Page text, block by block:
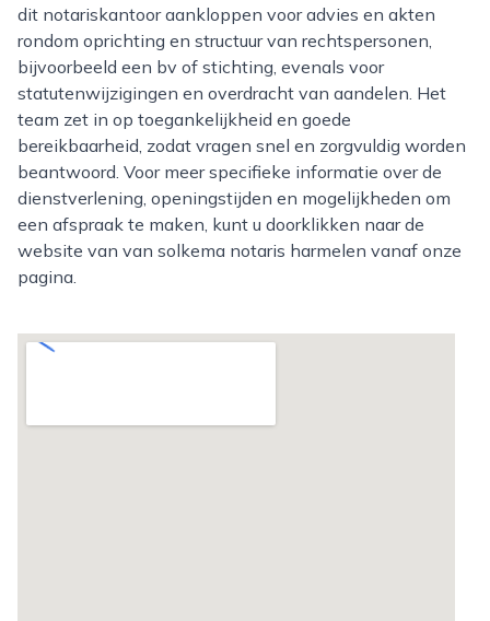
dit notariskantoor aankloppen voor advies en akten
rondom oprichting en structuur van rechtspersonen,
bijvoorbeeld een bv of stichting, evenals voor
statutenwijzigingen en overdracht van aandelen. Het
team zet in op toegankelijkheid en goede
bereikbaarheid, zodat vragen snel en zorgvuldig worden
beantwoord. Voor meer specifieke informatie over de
dienstverlening, openingstijden en mogelijkheden om
een afspraak te maken, kunt u doorklikken naar de
website van van solkema notaris harmelen vanaf onze
pagina.